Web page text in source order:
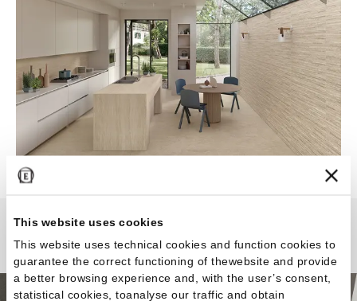
This website uses cookies
This website uses technical cookies and function cookies to
guarantee the correct functioning of thewebsite and provide
a better browsing experience and, with the user’s consent,
statistical cookies, toanalyse our traffic and obtain
Portland Stone